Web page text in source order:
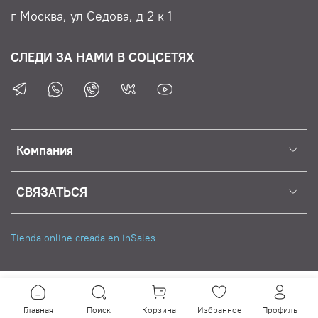
Компания
СВЯЗАТЬСЯ
г Москва, ул Седова, д 2 к 1
СЛЕДИ ЗА НАМИ В СОЦСЕТЯХ
Tienda online creada en inSales
Главная Поиск Корзина Избранное Профиль